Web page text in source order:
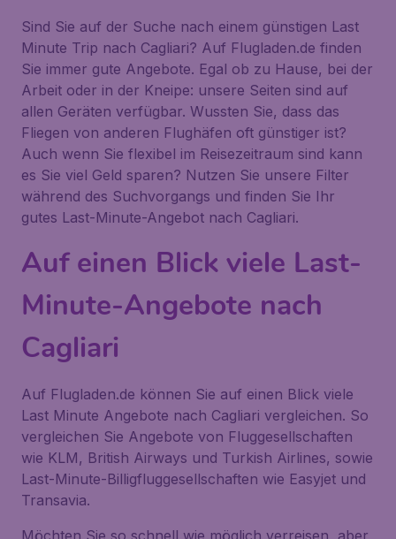
Sind Sie auf der Suche nach einem günstigen Last
Minute Trip nach Cagliari? Auf Flugladen.de finden
Sie immer gute Angebote. Egal ob zu Hause, bei der
Arbeit oder in der Kneipe: unsere Seiten sind auf
allen Geräten verfügbar. Wussten Sie, dass das
Fliegen von anderen Flughäfen oft günstiger ist?
Auch wenn Sie flexibel im Reisezeitraum sind kann
es Sie viel Geld sparen? Nutzen Sie unsere Filter
während des Suchvorgangs und finden Sie Ihr
gutes Last-Minute-Angebot nach Cagliari.
Auf einen Blick viele Last-
Minute-Angebote nach
Cagliari
Auf Flugladen.de können Sie auf einen Blick viele
Last Minute Angebote nach Cagliari vergleichen. So
vergleichen Sie Angebote von Fluggesellschaften
wie KLM, British Airways und Turkish Airlines, sowie
Last-Minute-Billigfluggesellschaften wie Easyjet und
Transavia.
Möchten Sie so schnell wie möglich verreisen, aber